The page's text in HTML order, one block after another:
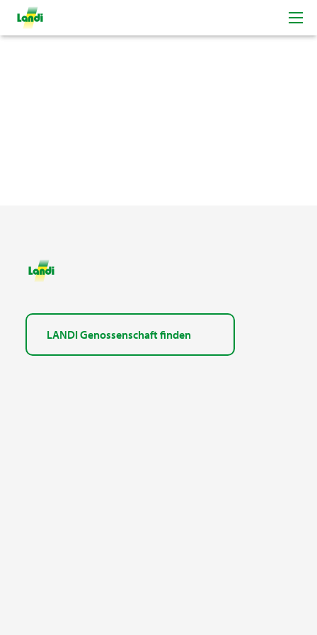
LANDI Genossenschaft finden